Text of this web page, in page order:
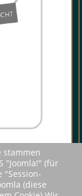
stammen
"Joomla!" (für
"Session-
(diese